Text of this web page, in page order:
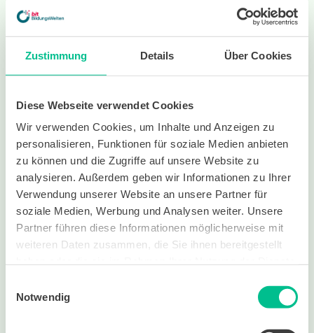
Zustimmung Details Über Cookies
Diese Webseite verwendet Cookies
Wir verwenden Cookies, um Inhalte und Anzeigen zu
personalisieren, Funktionen für soziale Medien anbieten
zu können und die Zugriffe auf unsere Website zu
analysieren. Außerdem geben wir Informationen zu Ihrer
Verwendung unserer Website an unsere Partner für
soziale Medien, Werbung und Analysen weiter. Unsere
Partner führen diese Informationen möglicherweise mit
weiteren Daten zusammen, die Sie ihnen bereitgestellt
Notwendig
- bestens begleitet -
Du bekommst deinen perfekten Mix aus e-Learning, Tutoring & optionalem Coaching!
- nachhaltig -